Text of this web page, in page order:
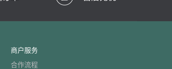
商户服务
合作流程